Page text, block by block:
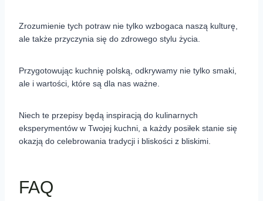
Zrozumienie tych potraw nie tylko wzbogaca naszą kulturę,
ale także przyczynia się do zdrowego stylu życia.
Przygotowując kuchnię polską, odkrywamy nie tylko smaki,
ale i wartości, które są dla nas ważne.
Niech te przepisy będą inspiracją do kulinarnych
eksperymentów w Twojej kuchni, a każdy posiłek stanie się
okazją do celebrowania tradycji i bliskości z bliskimi.
FAQ